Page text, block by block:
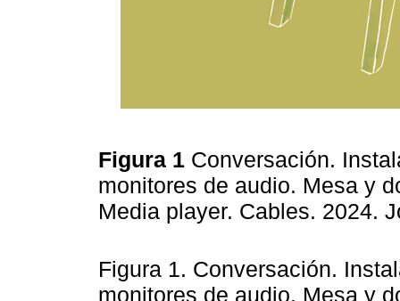
Figura 1 Conversación.
monitores de audio. Mesa y
Media player. Cables. 2024.
Figura 1. Conversación.
monitores de audio. Mesa y